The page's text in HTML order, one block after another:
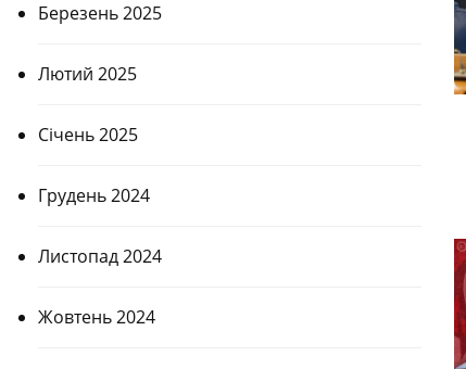
Березень 2025
Лютий 2025
Січень 2025
Грудень 2024
Листопад 2024
Жовтень 2024